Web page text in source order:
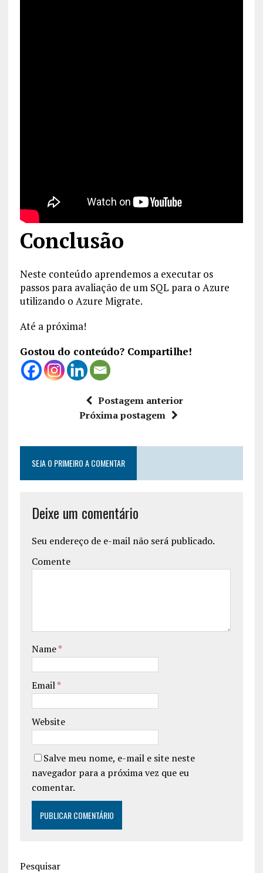
Conclusão
Neste conteúdo aprendemos a executar os
passos para avaliação de um SQL para o Azure
utilizando o Azure Migrate.
Até a próxima!
Gostou do conteúdo? Compartilhe!
Postagem anterior
Próxima postagem
SEJA O PRIMEIRO A COMENTAR
Deixe um comentário
Seu endereço de e-mail não será publicado.
Comente
Name*
Email*
Website
Salve meu nome, e-mail e site neste
navegador para a próxima vez que eu
comentar.
Pesquisar